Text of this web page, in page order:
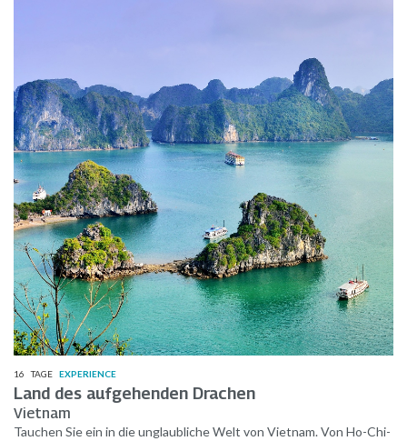
16 TAGE EXPERIENCE
Land des aufgehenden Drachen
Vietnam
Tauchen Sie ein in die unglaubliche Welt von Vietnam. Von Ho-Chi-